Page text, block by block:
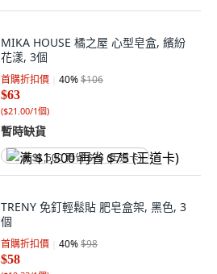
MIKA HOUSE 橘之屋 心型皂盒, 繽紛
花漾, 3個
首購折扣價 40%$106
$63
($21.00/1個)
暫時缺貨
满 $1,500 再省 $75 (王道卡)
TRENY 免釘輕鬆貼 肥皂盒架, 黑色, 3
個
首購折扣價 40%$98
$58